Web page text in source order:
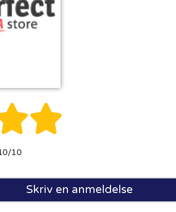

10
Skriv en anmeldelse